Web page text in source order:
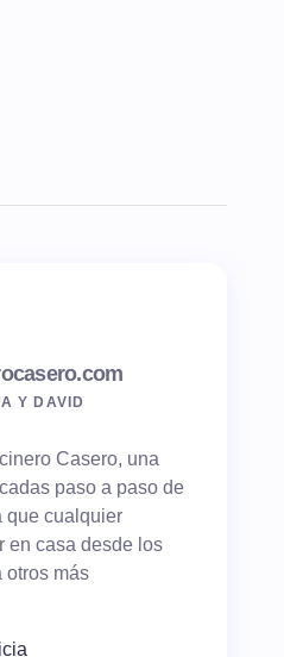
Y DAVID
Casero, una
paso a paso de
que cualquier
en casa desde los
otros más